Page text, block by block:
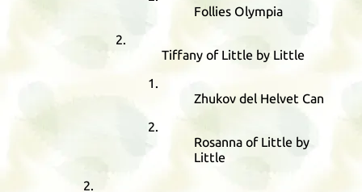
Follies Olympia
Tiffany of Little by Little
Zhukov del Helvet Can
Rosanna of Little by
Little